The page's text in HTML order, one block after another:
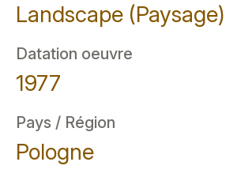
Landscape (Paysage)
Datation oeuvre
1977
Pays / Région
Pologne